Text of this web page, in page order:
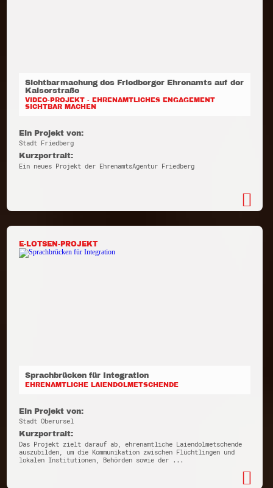
Sichtbarmachung des Friedberger Ehrenamts auf der
Kaiserstraße
VIDEO-PROJEKT - EHRENAMTLICHES ENGAGEMENT
SICHTBAR MACHEN
Ein Projekt von:
Stadt Friedberg
Kurzportrait:
Ein neues Projekt der EhrenamtsAgentur Friedberg
E-LOTSEN-PROJEKT
Sprachbrücken für Integration
EHRENAMTLICHE LAIENDOLMETSCHENDE
Ein Projekt von:
Stadt Oberursel
Kurzportrait:
Das Projekt zielt darauf ab, ehrenamtliche Laiendolmetschende
auszubilden, um die Kommunikation zwischen Flüchtlingen und
lokalen Institutionen, Behörden sowie der ...